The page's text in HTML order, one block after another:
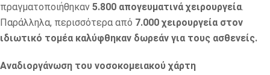
πραγματοποιήθηκαν 5.800 απογευματινά χειρουργεία.
Παράλληλα, περισσότερα από 7.000 χειρουργεία στον
ιδιωτικό τομέα καλύφθηκαν δωρεάν για τους ασθενείς.
Αναδιοργάνωση του νοσοκομειακού χάρτη